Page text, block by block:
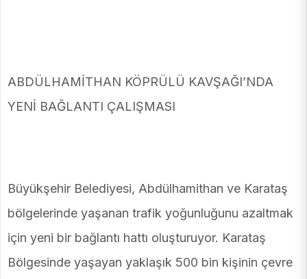
ABDÜLHAMİTHAN KÖPRÜLÜ KAVŞAĞI’NDA
YENİ BAĞLANTI ÇALIŞMASI
Büyükşehir Belediyesi, Abdülhamithan ve Karataş
bölgelerinde yaşanan trafik yoğunluğunu azaltmak
için yeni bir bağlantı hattı oluşturuyor. Karataş
Bölgesinde yaşayan yaklaşık 500 bin kişinin çevre